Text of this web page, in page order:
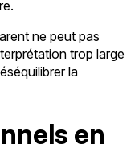
ne peut pas
trop large
la
en